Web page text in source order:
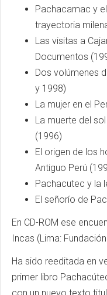
Pachacamac y
trayectoria
Las visitas a
Documentos
Dos volúmenes
y 1998)
La mujer en el
La muerte del
(1996)
El origen de los
Antiguo Perú
Pachacutec y la
El señorío de
En CD-ROM ese
Incas (Lima:
Ha sido reeditada en
primer libro